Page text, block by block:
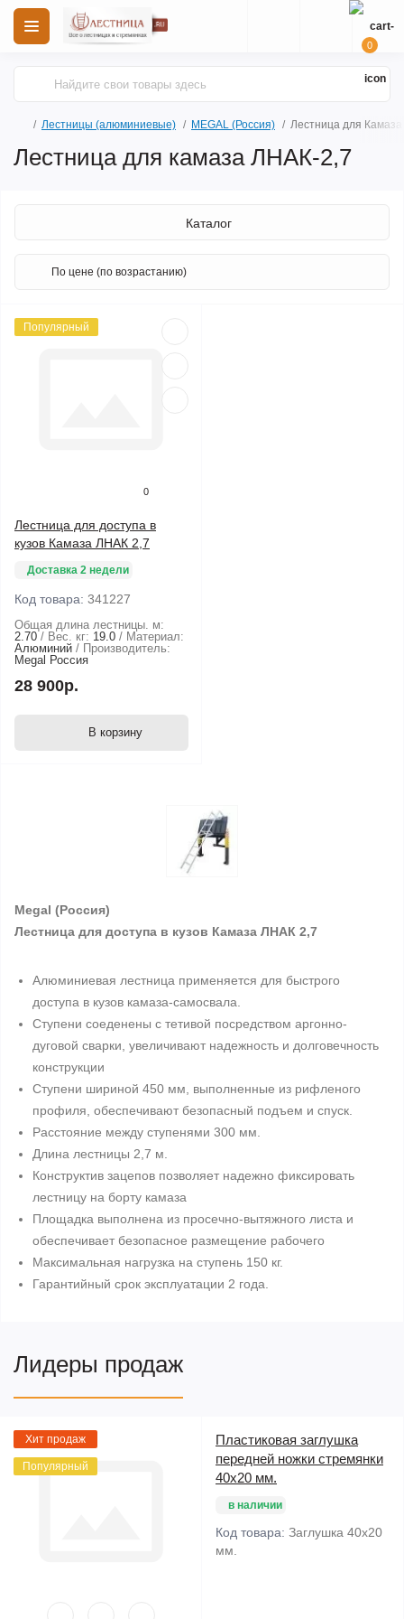
0
Лестницы (алюминиевые) MEGAL (Россия) Лестница для Камаза
Лестница для камаза ЛНАК-2,7
Каталог
Популярный
0
Лестница для доступа в
кузов Камаза ЛНАК 2,7
Доставка 2 недели
Код товара: 341227
Общая длина лестницы. м:
2.70
Вес. кг: 19.0
Материал:
Алюминий
Производитель:
Megal Россия
28 900р.
В корзину
Megal (Россия)
Лестница для доступа в кузов Камаза ЛНАК 2,7
Алюминиевая лестница применяется для быстрого
доступа в кузов камаза-самосвала.
Ступени соеденены с тетивой посредством аргонно-
дуговой сварки, увеличивают надежность и долговечность
конструкции
Ступени шириной 450 мм, выполненные из рифленого
профиля, обеспечивают безопасный подъем и спуск.
Расстояние между ступенями 300 мм.
Длина лестницы 2,7 м.
Конструктив зацепов позволяет надежно фиксировать
лестницу на борту камаза
Площадка выполнена из просечно-вытяжного листа и
обеспечивает безопасное размещение рабочего
Максимальная нагрузка на ступень 150 кг.
Гарантийный срок эксплуатации 2 года.
Лидеры продаж
Хит продаж
Популярный
Пластиковая заглушка
передней ножки стремянки
40х20 мм.
в наличии
Код товара: Заглушка 40х20
мм.